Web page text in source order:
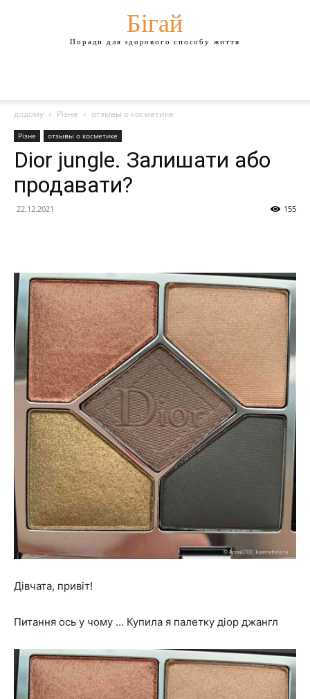
Бігай
Поради для здорового способу життя
додому Різне отзывы о косметике
Різне отзывы о косметике
Dior jungle. Залишати або
продавати?
22.12.2021 155
Дівчата, привіт!
Питання ось у чому … Купила я палетку діор джангл